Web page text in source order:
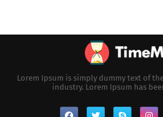
Lorem Ipsum is simply dummy text of
industry. Lorem Ipsum has